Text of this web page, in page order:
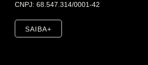
CNPJ: 68.547.314/0001-42
SAIBA+